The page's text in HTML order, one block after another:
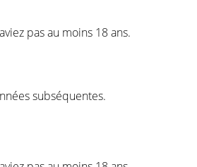
pas au moins 18 ans.
subséquentes.